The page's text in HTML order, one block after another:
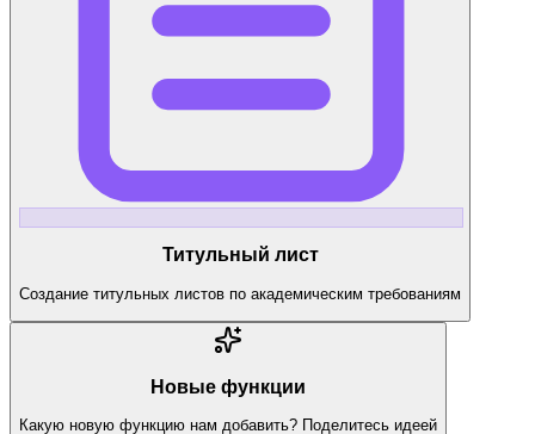
Титульный лист
Создание титульных листов по академическим требованиям
Новые функции
Какую новую функцию нам добавить? Поделитесь идеей